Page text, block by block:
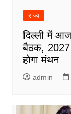
राज्य
दिल्ली में
बैठक, 2027
होगा मंथन
admin